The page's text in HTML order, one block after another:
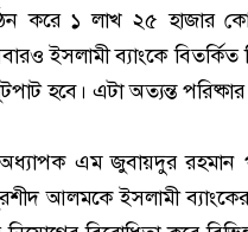
করে ১ লাখ ২৫ হাজার
ইসলামী ব্যাংকে
হবে। এটা অত্যন্ত
এম জুবায়দুর রহমান
আলমকে ইসলামী